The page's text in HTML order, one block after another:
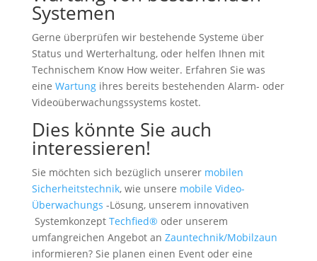
Systemen
Gerne überprüfen wir bestehende Systeme über
Status und Werterhaltung, oder helfen Ihnen mit
Technischem Know How weiter. Erfahren Sie was
eine Wartungihres bereits bestehenden Alarm- oder
Videoüberwachungssystems kostet.
Dies könnte Sie auch
interessieren!
Sie möchten sich bezüglich unserer mobilen
Sicherheitstechnik, wie unsere mobile Video-
Überwachungs -Lösung, unserem innovativen
Systemkonzept Techfied® oder unserem
umfangreichen Angebot an Zauntechnik/Mobilzaun
informieren? Sie planen einen Event oder eine